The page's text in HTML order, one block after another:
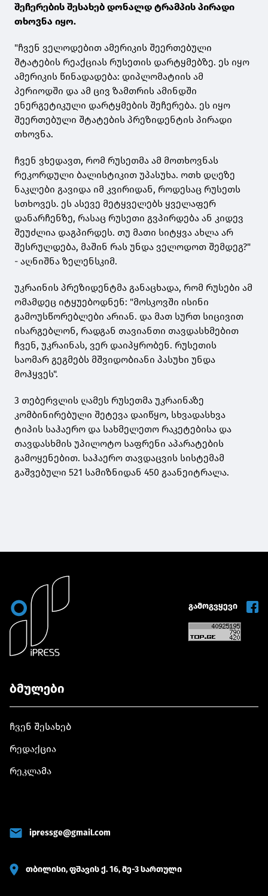
შეჩერების შესახებ დონალდ ტრამპის პირადი
თხოვნა იყო.
"ჩვენ ველოდებით ამერიკის შეერთებული
შტატების რეაქციას რუსეთის დარტყმებზე. ეს იყო
ამერიკის წინადადება: დიპლომატიის ამ
პერიოდში და ამ ცივ ზამთრის ამინდში
ენერგეტიკული დარტყმების შეჩერება. ეს იყო
შეერთებული შტატების პრეზიდენტის პირადი
თხოვნა.
ჩვენ ვხედავთ, რომ რუსეთმა ამ მოთხოვნას
რეკორდული ბალისტიკით უპასუხა. ოთხ დღეზე
ნაკლები გავიდა იმ კვირიდან, როდესაც რუსეთს
სთხოვეს. ეს ასევე მეტყველებს ყველაფერ
დანარჩენზე, რასაც რუსეთი გვპირდება ან კიდევ
შეუძლია დაგპირდეს. თუ მათი სიტყვა ახლა არ
შესრულდება, მაშინ რას უნდა ველოდოთ შემდეგ?"
- აღნიშნა ზელენსკიმ.
უკრაინის პრეზიდენტმა განაცხადა, რომ რუსები ამ
ომამდეც იტყუებოდნენ: "მოსკოვში ისინი
გამოუსწორებლები არიან. და მათ სურთ სიცივით
ისარგებლონ, რადგან თავიანთი თავდასხმებით
ჩვენ, უკრაინას, ვერ დაიპყრობენ. რუსეთის
საომარ გეგმებს მშვიდობიანი პასუხი უნდა
მოჰყვეს".
3 თებერვლის ღამეს რუსეთმა უკრაინაზე
კომბინირებული შეტევა დაიწყო, სხვადასხვა
ტიპის საჰაერო და სახმელეთო რაკეტებისა და
თავდასხმის უპილოტო საფრენი აპარატების
გამოყენებით. საჰაერო თავდაცვის სისტემამ
გაშვებული 521 სამიზნიდან 450 გაანეიტრალა.
გამოგვყევი
ბმულები
ჩვენ შესახებ
რედაქცია
რეკლამა
ipressge@gmail.com
თბილისი, ფშავის ქ. 16, მე-3 სართული